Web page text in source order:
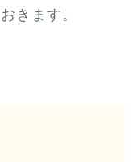
きます。